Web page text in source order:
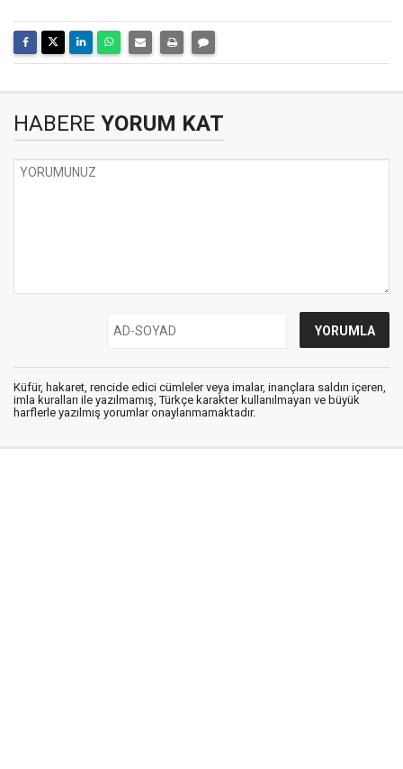
HABERE YORUM KAT
Küfür, hakaret, rencide edici cümleler veya imalar, inançlara saldırı içeren,
imla kuralları ile yazılmamış, Türkçe karakter kullanılmayan ve büyük
harflerle yazılmış yorumlar onaylanmamaktadır.